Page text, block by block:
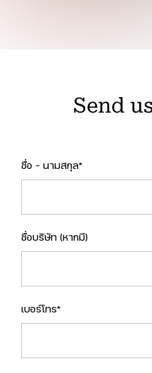
Send
ชื่อ - นามสกุล*
ชื่อบริษัท (หากมี)
เบอร์โทร*